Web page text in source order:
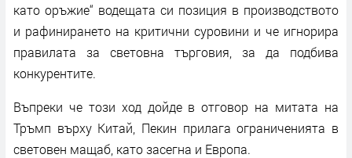
като оръжие“ водещата си позиция в производството
и рафинирането на критични суровини и че игнорира
правилата за световна търговия, за да подбива
конкурентите.
Въпреки че този ход дойде в отговор на митата на
Тръмп върху Китай, Пекин прилага ограниченията в
световен мащаб, като засегна и Европа.